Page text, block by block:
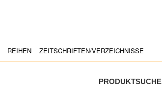
REIHEN ZEITSCHRIFTEN/VERZEICHNISSE
PRODUKTSUCHE